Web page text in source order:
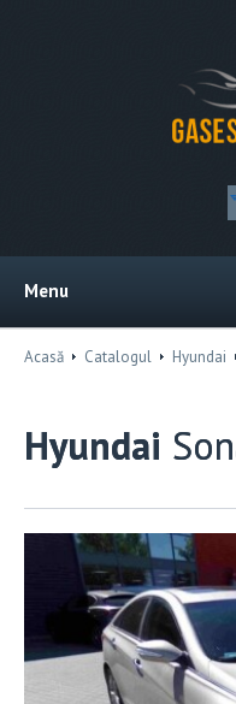
Menu
Acasă Catalogul Hyundai
Hyundai